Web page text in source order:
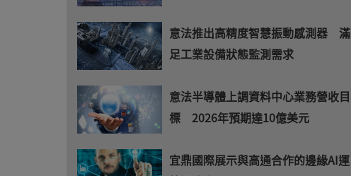
意法推出高精度智慧振動感測器 滿
足工業設備狀態監測需求
意法半導體上調資料中心業務營收目
標 2026年預期達10億美元
宜鼎國際展示與高通合作的邊緣AI運